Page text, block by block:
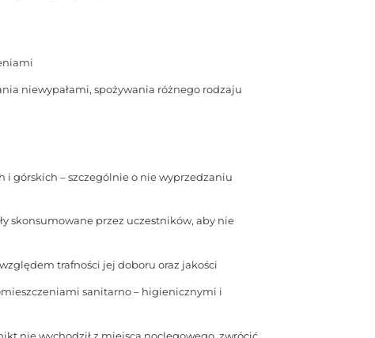
niewypałami, spożywania różnego rodzaju
i górskich – szczególnie o nie wyprzedzaniu
skonsumowane przez uczestników, aby nie
trafności jej doboru oraz jakości
sanitarno – higienicznymi i
nie wychodził z miejsca noclegowego, zwrócić